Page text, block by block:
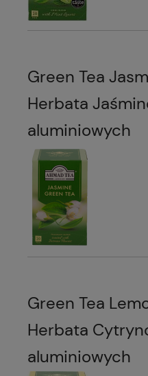
Green Tea
Herbata
aluminiowych
Green Tea
Herbata
aluminiowych